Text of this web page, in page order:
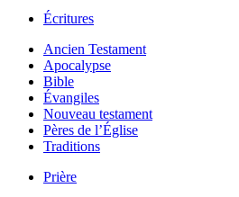
Écritures
Ancien Testament
Apocalypse
Bible
Évangiles
Nouveau testament
Pères de l’Église
Traditions
Prière